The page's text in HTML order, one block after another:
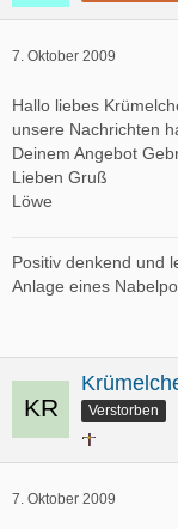
7. Oktober 2009
Hallo liebes
unsere Nachrichten
Deinem Angebot
Lieben Gruß
Löwe
Positiv denkend und
Anlage eines
Verstorben
7. Oktober 2009